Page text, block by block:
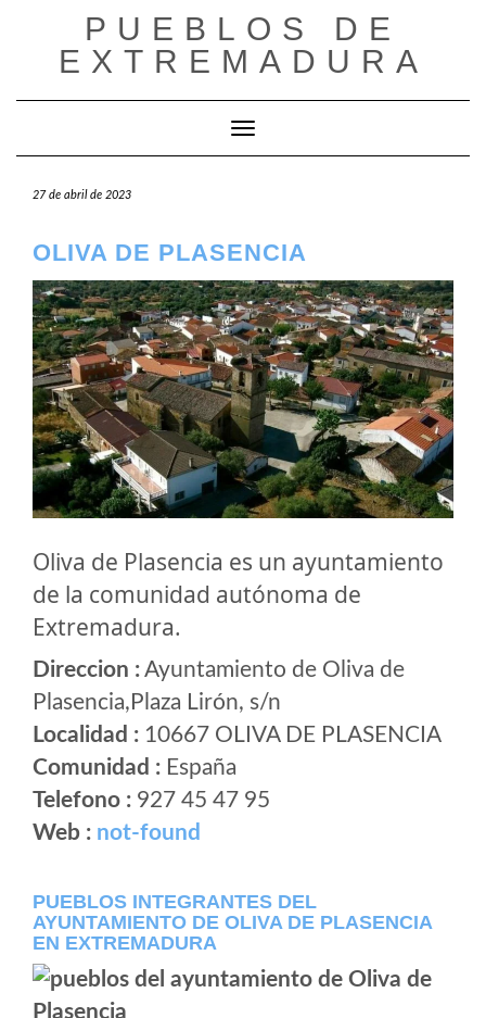
contenido
PUEBLOS DE
EXTREMADURA
Cambiar modo de navegación
27 de abril de 2023
OLIVA DE PLASENCIA
Oliva de Plasencia es un ayuntamiento
de la comunidad autónoma de
Extremadura.
Direccion :Ayuntamiento de Oliva de
Plasencia,Plaza Lirón, s/n
Localidad : 10667 OLIVA DE PLASENCIA
Comunidad : España
Telefono : 927 45 47 95
Web : not-found
PUEBLOS INTEGRANTES DEL
AYUNTAMIENTO DE OLIVA DE PLASENCIA
EN EXTREMADURA